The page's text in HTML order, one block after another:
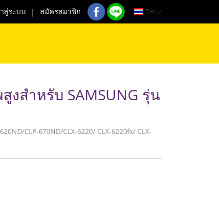
สู่ระบบ สมัครสมาชิก TH
สำหรับ SAMSUNG รุ่น
CLP-670ND/CLX-6220/ CLX-6220fx/ CLX-